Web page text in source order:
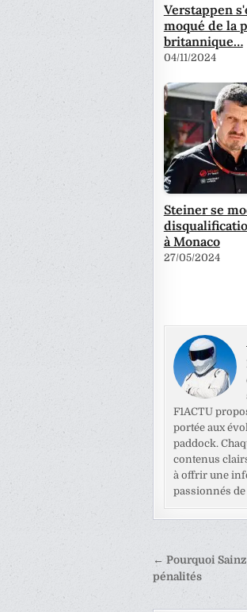
Verstappen
moqué de la
britannique…
04/11/2024
Steiner se
à Monaco
27/05/2024
F1ACTU
portée aux
paddock.
contenus
à offrir une
passionnés de
de
l’article
← Pourquoi Sainz
pénalités